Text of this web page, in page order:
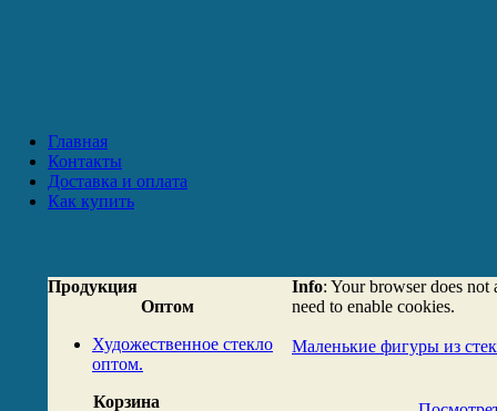
Главная
Контакты
Доставка и оплата
Как купить
Продукция
Оптом
Художественное стекло
оптом.
Корзина
Info: Your browser does
need to enable cookies.
Маленькие фигуры из